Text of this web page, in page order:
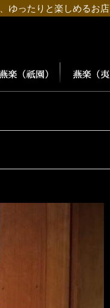
ゆったりと楽しめるお店